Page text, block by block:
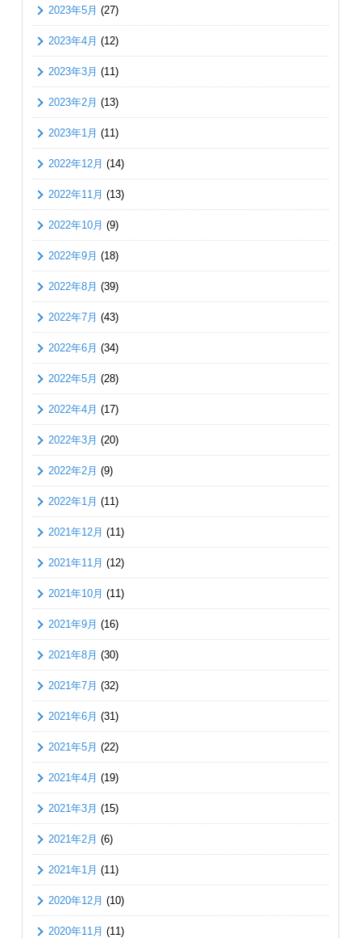
2023年5月 (27)
2023年4月 (12)
2023年3月 (11)
2023年2月 (13)
2023年1月 (11)
2022年12月 (14)
2022年11月 (13)
2022年10月 (9)
2022年9月 (18)
2022年8月 (39)
2022年7月 (43)
2022年6月 (34)
2022年5月 (28)
2022年4月 (17)
2022年3月 (20)
2022年2月 (9)
2022年1月 (11)
2021年12月 (11)
2021年11月 (12)
2021年10月 (11)
2021年9月 (16)
2021年8月 (30)
2021年7月 (32)
2021年6月 (31)
2021年5月 (22)
2021年4月 (19)
2021年3月 (15)
2021年2月 (6)
2021年1月 (11)
2020年12月 (10)
2020年11月 (11)